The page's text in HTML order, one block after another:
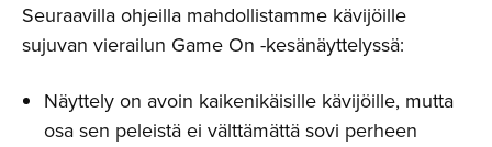
Seuraavilla ohjeilla mahdollistamme kävijöille
sujuvan vierailun Game On -kesänäyttelyssä:
Näyttely on avoin kaikenikäisille kävijöille, mutta
osa sen peleistä ei välttämättä sovi perheen